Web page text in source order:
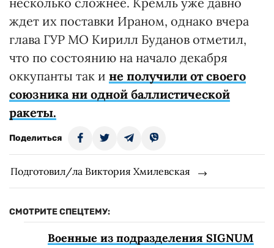
ждет их поставки Ираном, однако вчера
глава ГУР МО Кирилл Буданов отметил,
что по состоянию на начало декабря
оккупанты так и не получили от своего
союзника ни одной баллистической
ракеты.
Поделиться
Подготовил/ла Виктория Хмилевская
СМОТРИТЕ СПЕЦТЕМУ:
Военные из подразделения SIGNUM